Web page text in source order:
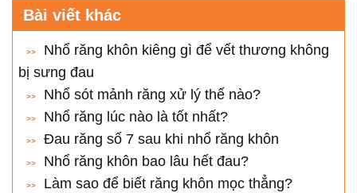
Bài viết khác
Nhổ răng khôn kiêng gì để vết thương không
bị sưng đau
Nhổ sót mảnh răng xử lý thế nào?
Nhổ răng lúc nào là tốt nhất?
Đau răng số 7 sau khi nhổ răng khôn
Nhổ răng khôn bao lâu hết đau?
Làm sao để biết răng khôn mọc thẳng?